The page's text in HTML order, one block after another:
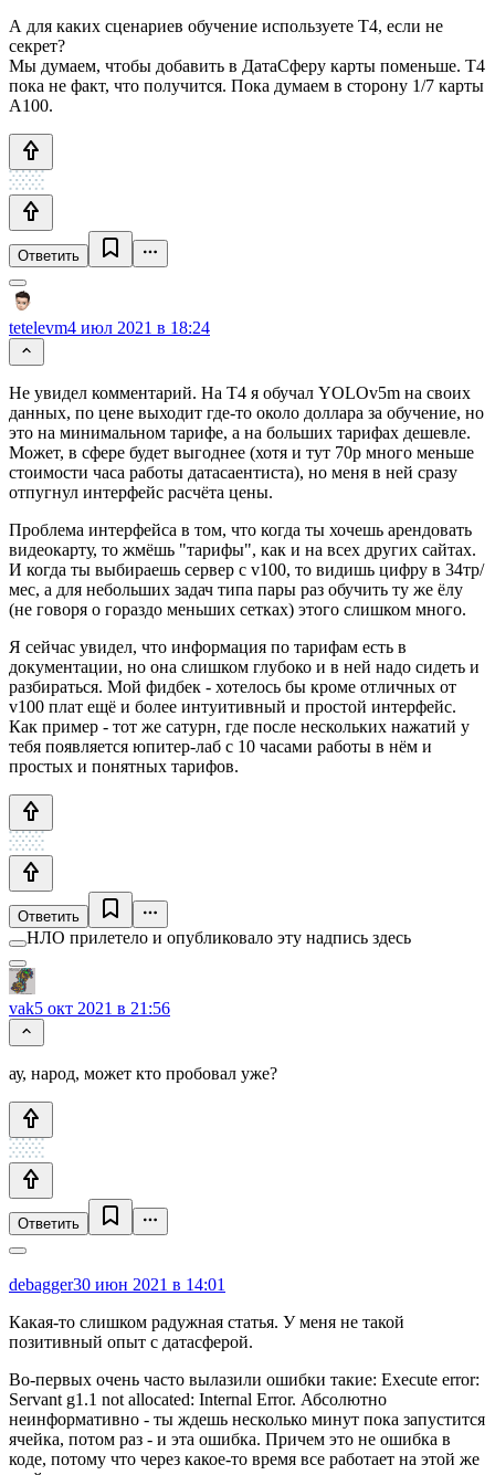
А для каких сценариев обучение используете T4, если не
секрет?
Мы думаем, чтобы добавить в ДатаСферу карты поменьше. T4
пока не факт, что получится. Пока думаем в сторону 1/7 карты
A100.
Ответить
tetelevm4 июл 2021 в 18:24
Не увидел комментарий. На T4 я обучал YOLOv5m на своих
данных, по цене выходит где-то около доллара за обучение, но
это на минимальном тарифе, а на больших тарифах дешевле.
Может, в сфере будет выгоднее (хотя и тут 70р много меньше
стоимости часа работы датасаентиста), но меня в ней сразу
отпугнул интерфейс расчёта цены.
Проблема интерфейса в том, что когда ты хочешь арендовать
видеокарту, то жмёшь "тарифы", как и на всех других сайтах.
И когда ты выбираешь сервер с v100, то видишь цифру в 34тр/
мес, а для небольших задач типа пары раз обучить ту же ёлу
(не говоря о гораздо меньших сетках) этого слишком много.
Я сейчас увидел, что информация по тарифам есть в
документации, но она слишком глубоко и в ней надо сидеть и
разбираться. Мой фидбек - хотелось бы кроме отличных от
v100 плат ещё и более интуитивный и простой интерфейс.
Как пример - тот же сатурн, где после нескольких нажатий у
тебя появляется юпитер-лаб с 10 часами работы в нём и
простых и понятных тарифов.
Ответить
НЛО прилетело и опубликовало эту надпись здесь
vak5 окт 2021 в 21:56
ау, народ, может кто пробовал уже?
Ответить
debagger30 июн 2021 в 14:01
Какая-то слишком радужная статья. У меня не такой
позитивный опыт с датасферой.
Во-первых очень часто вылазили ошибки такие: Execute error:
Servant g1.1 not allocated: Internal Error. Абсолютно
неинформативно - ты ждешь несколько минут пока запустится
ячейка, потом раз - и эта ошибка. Причем это не ошибка в
коде, потому что через какое-то время все работает на этой же